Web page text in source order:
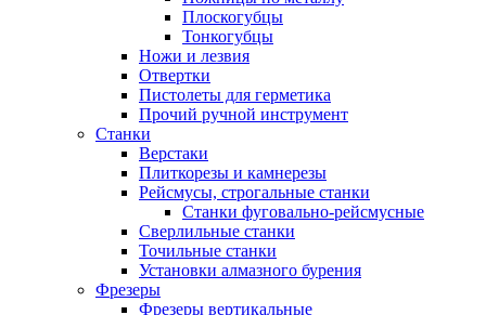
Плоскогубцы
Тонкогубцы
Ножи и лезвия
Отвертки
Пистолеты для герметика
Прочий ручной инструмент
Станки
Верстаки
Плиткорезы и камнерезы
Рейсмусы, строгальные станки
Станки фуговально-рейсмусные
Сверлильные станки
Точильные станки
Установки алмазного бурения
Фрезеры
Фрезеры вертикальные